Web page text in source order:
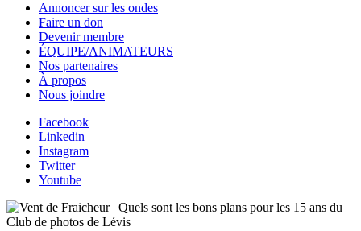
Annoncer sur les ondes
Faire un don
Devenir membre
ÉQUIPE/ANIMATEURS
Nos partenaires
À propos
Nous joindre
Facebook
Linkedin
Instagram
Twitter
Youtube